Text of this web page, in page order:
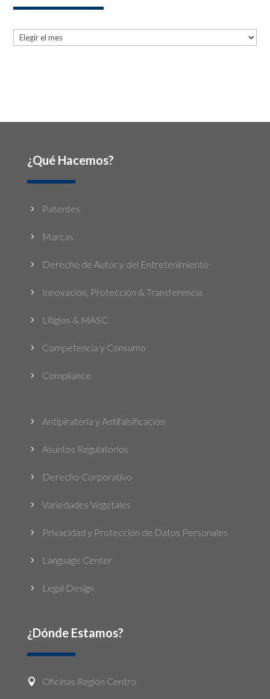
Archives
¿Qué Hacemos?
5 Patentes
5 Marcas
5 Derecho de Autor y del Entretenimiento
5 Innovación, Protección & Transferencia
5 Litigios & MASC
5 Competencia y Consumo
5 Compliance
5 Antipiratería y Antifalsificación
5 Asuntos Regulatorios
5 Derecho Corporativo
5 Variedades Vegetales
5 Privacidad y Protección de Datos Personales
5 Language Center
5 Legal Design
¿Dónde Estamos?
 Oficinas Región Centro